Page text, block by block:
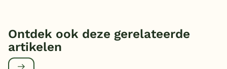
Ontdek ook deze gerelateerde
artikelen